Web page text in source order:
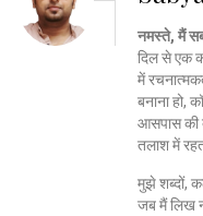
नमस्ते, मैं
दिल से एक
में
बनाना हो,
आसपास की
तलाश में
मुझे शब्दों,
जब मैं लिख